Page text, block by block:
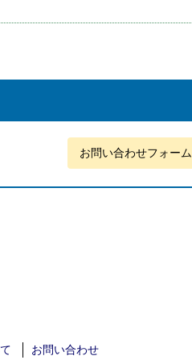
お問い合わせフォーム
お問い合わせ